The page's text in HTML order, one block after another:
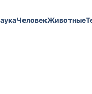
ЧеловекЖивотные